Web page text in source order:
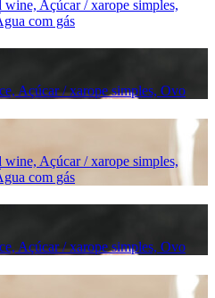
Açúcar / xarope simples,
com gás
Açúcar / xarope simples, Ovo
Açúcar / xarope simples,
com gás
Açúcar / xarope simples, Ovo